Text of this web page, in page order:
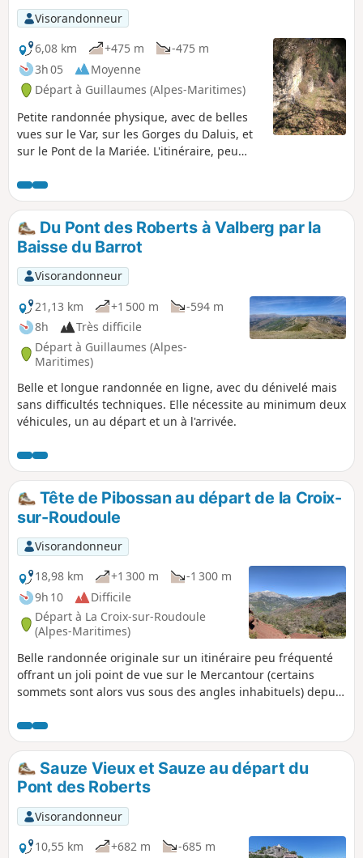
Visorandonneur
6,08 km
+475 m
-475 m
3h 05
Moyenne
Départ à Guillaumes (Alpes-Maritimes)
Petite randonnée physique, avec de belles
vues sur le Var, sur les Gorges du Daluis, et
sur le Pont de la Mariée. L'itinéraire, peu
de rejoindre l'arche naturelle de la Roche
Trouée un trésor de la nature. De retour au
Pont des Roberts, visiter le village de
Guillaumes, charmant village blotti au creux
de la Haute Vallée du Var.
Du Pont des Roberts à Valberg par la
Baisse du Barrot
Visorandonneur
21,13 km
+1 500 m
-594 m
8h
Très difficile
Départ à Guillaumes (Alpes-
Maritimes)
Belle et longue randonnée en ligne, avec du dénivelé mais
sans difficultés techniques. Elle nécessite au minimum deux
véhicules, un au départ et un à l'arrivée.
Tête de Pibossan au départ de la Croix-
sur-Roudoule
Visorandonneur
18,98 km
+1 300 m
-1 300 m
9h 10
Difficile
Départ à La Croix-sur-Roudoule
(Alpes-Maritimes)
Belle randonnée originale sur un itinéraire peu fréquenté
offrant un joli point de vue sur le Mercantour (certains
sommets sont alors vus sous des angles inhabituels) depuis
idéale pour parcourir ce circuit avec les genêts en fleurs.
L'itinéraire emprunte une probable ancienne voie romaine
(chemin pavé) à travers les terres rouges remontant des
gorges de Daluis.
Sauze Vieux et Sauze au départ du
Pont des Roberts
Visorandonneur
10,55 km
+682 m
-685 m